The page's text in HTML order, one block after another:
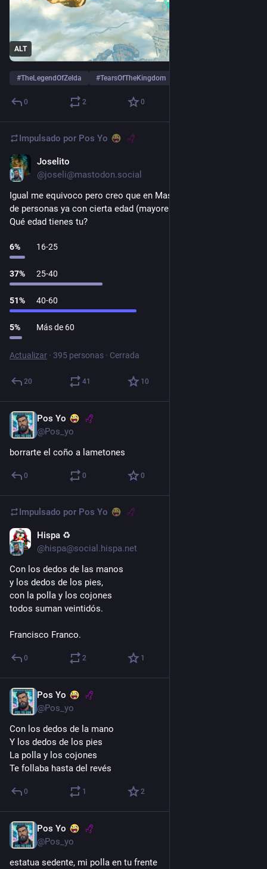
ALT
#TheLegendOfZelda #TearsOfTheKingdom
0 2 0
Impulsado por Pos Yo
Joselito
@joseli@mastodon.social
Igual me equivoco pero creo que en Mastodon hay mayoría
de personas ya con cierta edad (mayores de 40).
Qué edad tienes tu?
6% 16-25
37% 25-40
51% 40-60
5% Más de 60
Actualizar · 395 personas · Cerrada
20 41 10
Pos Yo
@Pos_yo
borrarte el coño a lametones
0 0 0
Impulsado por Pos Yo
Hispa ♻️
@hispa@social.hispa.net
Con los dedos de las manos
y los dedos de los pies,
con la polla y los cojones
todos suman veintidós.
Francisco Franco.
0 2 1
Pos Yo
@Pos_yo
Con los dedos de la mano
Y los dedos de los pies
La polla y los cojones
Te follaba hasta del revés
0 1 2
Pos Yo
@Pos_yo
estatua sedente, mi polla en tu frente